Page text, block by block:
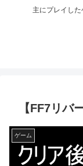
主にプレイした
【FF7リバ
ゲーム